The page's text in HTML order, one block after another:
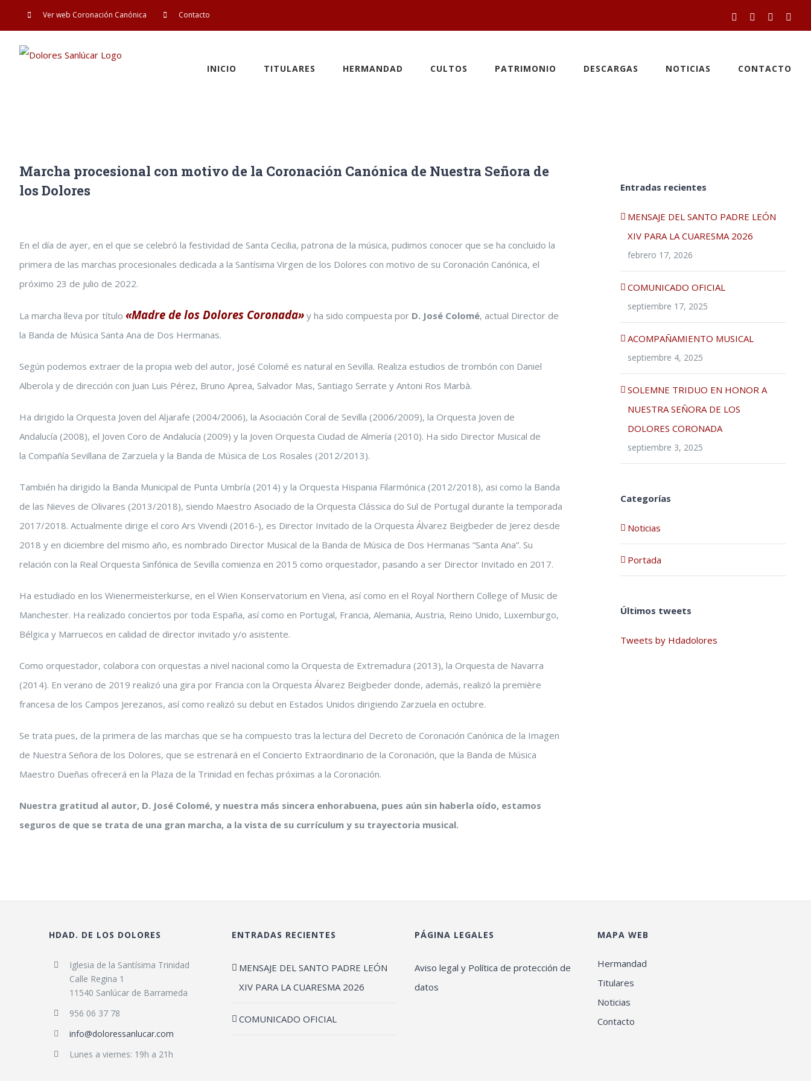
al
contenido
Ver web Coronación Canónica Contacto Facebook
TwitterYouTube
INICIO TITULARES HERMANDAD CULTOS PATRIMONIO DESCARGAS NOTICIAS CONTACTO
Marcha procesional con motivo de la Coronación Canónica de Nuestra Señora de
los Dolores
imagen
más
grande
En el día de ayer, en el que se celebró la festividad de Santa Cecilia, patrona de la música, pudimos conocer que se ha concluido la
primera de las marchas procesionales dedicada a la Santísima Virgen de los Dolores con motivo de su Coronación Canónica, el
próximo 23 de julio de 2022.
La marcha lleva por título «Madre de los Dolores Coronada» y ha sido compuesta por D. José Colomé, actual Director de
la Banda de Música Santa Ana de Dos Hermanas.
Según podemos extraer de la propia web del autor, José Colomé es natural en Sevilla. Realiza estudios de trombón con Daniel
Alberola y de dirección con Juan Luis Pérez, Bruno Aprea, Salvador Mas, Santiago Serrate y Antoni Ros Marbà.
Ha dirigido la Orquesta Joven del Aljarafe (2004/2006), la Asociación Coral de Sevilla (2006/2009), la Orquesta Joven de
Andalucía (2008), el Joven Coro de Andalucía (2009) y la Joven Orquesta Ciudad de Almería (2010). Ha sido Director Musical de
la Compañía Sevillana de Zarzuela y la Banda de Música de Los Rosales (2012/2013).
También ha dirigido la Banda Municipal de Punta Umbría (2014) y la Orquesta Hispania Filarmónica (2012/2018), asi como la Banda
de las Nieves de Olivares (2013/2018), siendo Maestro Asociado de la Orquesta Clássica do Sul de Portugal durante la temporada
2017/2018. Actualmente dirige el coro Ars Vivendi (2016-), es Director Invitado de la Orquesta Álvarez Beigbeder de Jerez desde
2018 y en diciembre del mismo año, es nombrado Director Musical de la Banda de Música de Dos Hermanas “Santa Ana”. Su
relación con la Real Orquesta Sinfónica de Sevilla comienza en 2015 como orquestador, pasando a ser Director Invitado en 2017.
Ha estudiado en los Wienermeisterkurse, en el Wien Konservatorium en Viena, así como en el Royal Northern College of Music de
Manchester. Ha realizado conciertos por toda España, así como en Portugal, Francia, Alemania, Austria, Reino Unido, Luxemburgo,
Bélgica y Marruecos en calidad de director invitado y/o asistente.
Como orquestador, colabora con orquestas a nivel nacional como la Orquesta de Extremadura (2013), la Orquesta de Navarra
(2014). En verano de 2019 realizó una gira por Francia con la Orquesta Álvarez Beigbeder donde, además, realizó la première
francesa de los Campos Jerezanos, así como realizó su debut en Estados Unidos dirigiendo Zarzuela en octubre.
Se trata pues, de la primera de las marchas que se ha compuesto tras la lectura del Decreto de Coronación Canónica de la Imagen
de Nuestra Señora de los Dolores, que se estrenará en el Concierto Extraordinario de la Coronación, que la Banda de Música
Maestro Dueñas ofrecerá en la Plaza de la Trinidad en fechas próximas a la Coronación.
Nuestra gratitud al autor, D. José Colomé, y nuestra más sincera enhorabuena, pues aún sin haberla oído, estamos
seguros de que se trata de una gran marcha, a la vista de su currículum y su trayectoria musical.
Entradas recientes
MENSAJE DEL SANTO PADRE LEÓN
XIV PARA LA CUARESMA 2026
febrero 17, 2026
COMUNICADO OFICIAL
septiembre 17, 2025
ACOMPAÑAMIENTO MUSICAL
septiembre 4, 2025
SOLEMNE TRIDUO EN HONOR A
NUESTRA SEÑORA DE LOS
DOLORES CORONADA
septiembre 3, 2025
Categorías
Noticias
Portada
Últimos tweets
Tweets by Hdadolores
HDAD. DE LOS DOLORES
Iglesia de la Santísima Trinidad
Calle Regina 1
11540 Sanlúcar de Barrameda
956 06 37 78
info@doloressanlucar.com
Lunes a viernes: 19h a 21h
ENTRADAS RECIENTES
MENSAJE DEL SANTO PADRE LEÓN
XIV PARA LA CUARESMA 2026
COMUNICADO OFICIAL
PÁGINA LEGALES
Aviso legal y Política de protección de
datos
MAPA WEB
Hermandad
Titulares
Noticias
Contacto